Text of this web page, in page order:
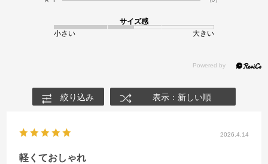
サイズ感
小さい
大きい
絞り込み 表示：新しい順
2026.4.14
軽くておしゃれ